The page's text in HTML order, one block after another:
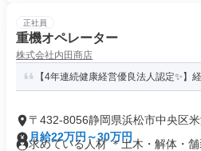
正社員
重機オペレーター
株式会社内田商店
【4年連続健康経営優良法人認定✨】
〒432-8056静岡県浜松市中央区
月給22万円～30万円
求めている人材 ＊土木・解体・